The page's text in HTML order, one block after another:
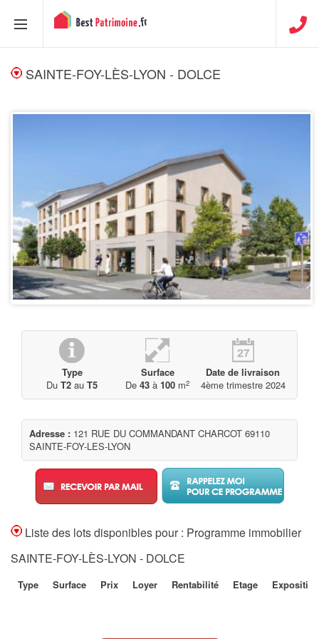
SAINTE-FOY-LÈS-LYON - DOLCE
Type
Du T2 au T5
Surface
De 43 à 100 m2
Date de livraison
4ème trimestre 2024
Adresse : 121 RUE DU COMMANDANT CHARCOT 69110
SAINTE-FOY-LES-LYON
Liste des lots disponibles pour : Programme immobilier
SAINTE-FOY-LÈS-LYON - DOLCE
Type Surface Prix Loyer Rentabilité Etage Exposition